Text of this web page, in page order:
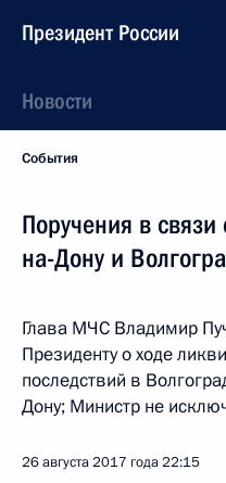
Президент России
Новости
События
Поручения в
на-Дону и
Глава МЧС Владимир
Президенту о ходе
последствий в
Дону; Министр не
26 августа 2017 года22:15